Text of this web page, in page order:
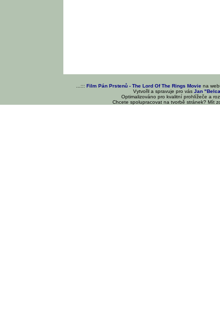
...::: Film Pán Prstenů - The Lord Of The Rings Movie na
Vytvořil a spravuje pro vásJan
Optimalizováno pro kvalitní prohlížeče a
Chcete spolupracovat na tvorbě stránek? Mít